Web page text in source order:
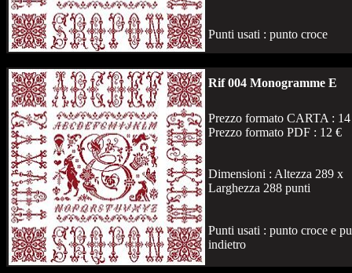
Punti usati : punto croce
Rif 004 Monogramme E
Prezzo formato CARTA :
Prezzo formato PDF : 12 €
Dimensioni : Altezza 289 x
Larghezza 288 punti
Punti usati : punto croce e
indietro